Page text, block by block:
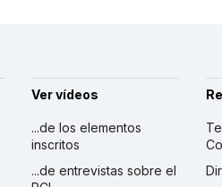
Ver vídeos
...de los elementos
inscritos
...de entrevistas sobre el